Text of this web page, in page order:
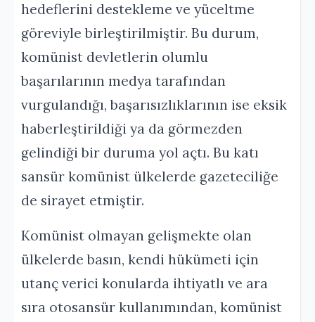
hedeflerini destekleme ve yüceltme
göreviyle birleştirilmiştir. Bu durum,
komünist devletlerin olumlu
başarılarının medya tarafından
vurgulandığı, başarısızlıklarının ise eksik
haberleştirildiği ya da görmezden
gelindiği bir duruma yol açtı. Bu katı
sansür komünist ülkelerde gazeteciliğe
de sirayet etmiştir.
Komünist olmayan gelişmekte olan
ülkelerde basın, kendi hükümeti için
utanç verici konularda ihtiyatlı ve ara
sıra otosansür kullanımından, komünist